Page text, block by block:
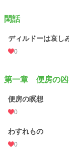
年間ポイント
累計ポイント 119,752
閑話
ディルドーは哀し
0
第一章 便房の
便房の瞑想
0
わすれもの
0